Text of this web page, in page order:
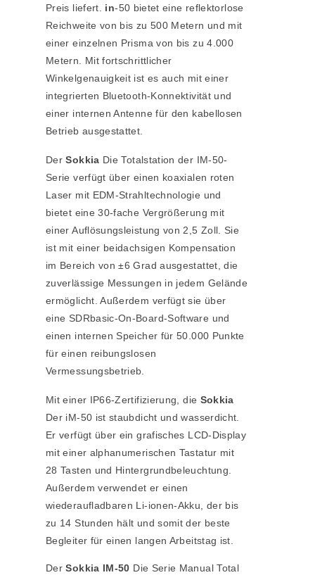
Preis liefert. in-50 bietet eine reflektorlose
Reichweite von bis zu 500 Metern und mit
einer einzelnen Prisma von bis zu 4.000
Metern. Mit fortschrittlicher
Winkelgenauigkeit ist es auch mit einer
integrierten Bluetooth-Konnektivität und
einer internen Antenne für den kabellosen
Betrieb ausgestattet.
DerSokkia Die Totalstation der IM-50-
Serie verfügt über einen koaxialen roten
Laser mit EDM-Strahltechnologie und
bietet eine 30-fache Vergrößerung mit
einer Auflösungsleistung von 2,5 Zoll. Sie
ist mit einer beidachsigen Kompensation
im Bereich von ±6 Grad ausgestattet, die
zuverlässige Messungen in jedem Gelände
ermöglicht. Außerdem verfügt sie über
eine SDRbasic-On-Board-Software und
einen internen Speicher für 50.000 Punkte
für einen reibungslosen
Vermessungsbetrieb.
Mit einer IP66-Zertifizierung, die Sokkia
Der iM-50 ist staubdicht und wasserdicht.
Er verfügt über ein grafisches LCD-Display
mit einer alphanumerischen Tastatur mit
28 Tasten und Hintergrundbeleuchtung.
Außerdem verwendet er einen
wiederaufladbaren Li-ionen-Akku, der bis
zu 14 Stunden hält und somit der beste
Begleiter für einen langen Arbeitstag ist.
DerSokkia IM-50 Die Serie Manual Total